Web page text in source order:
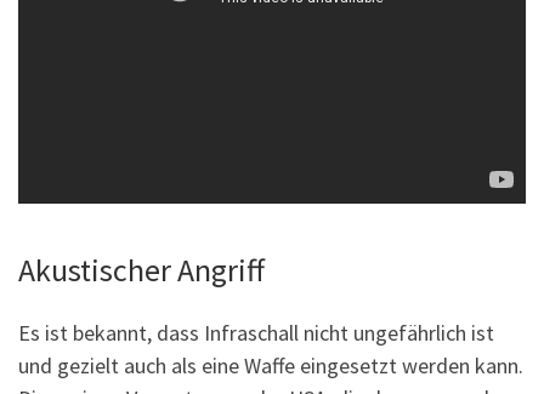
Akustischer Angriff
Es ist bekannt, dass Infraschall nicht ungefährlich ist
und gezielt auch als eine Waffe eingesetzt werden kann.